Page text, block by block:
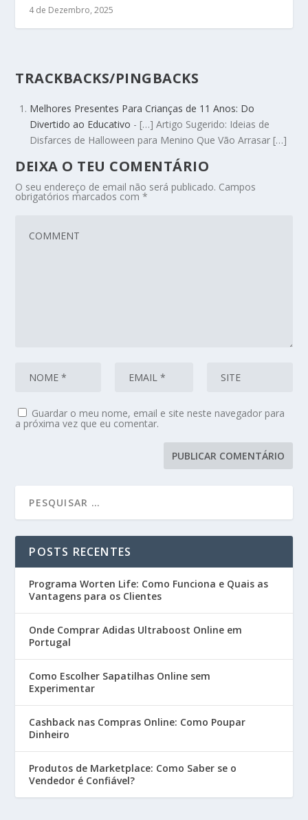
4 de Dezembro, 2025
TRACKBACKS/PINGBACKS
Melhores Presentes Para Crianças de 11 Anos: Do
Divertido ao Educativo - […] Artigo Sugerido: Ideias de
Disfarces de Halloween para Menino Que Vão Arrasar […]
DEIXA O TEU COMENTÁRIO
O seu endereço de email não será publicado. Campos
obrigatórios marcados com*
Guardar o meu nome, email e site neste navegador para
a próxima vez que eu comentar.
POSTS RECENTES
Programa Worten Life: Como Funciona e Quais as
Vantagens para os Clientes
Onde Comprar Adidas Ultraboost Online em
Portugal
Como Escolher Sapatilhas Online sem
Experimentar
Cashback nas Compras Online: Como Poupar
Dinheiro
Produtos de Marketplace: Como Saber se o
Vendedor é Confiável?